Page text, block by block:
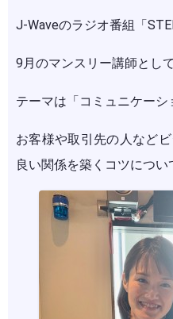
J-Waveのラジオ番組「
9月のマンスリー講師とし
テーマは「コミュニケーシ
お客様や取引先の人など
良い関係を築くコツについ